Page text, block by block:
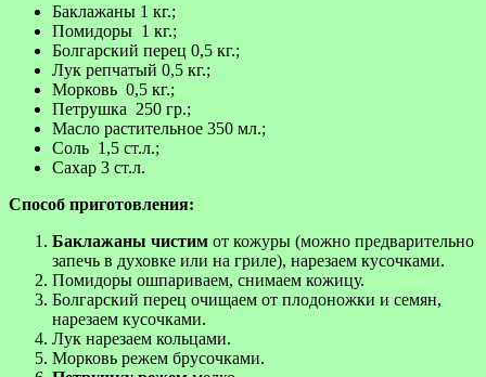
Баклажаны 1 кг.;
Помидоры 1 кг.;
Болгарский перец 0,5 кг.;
Лук репчатый 0,5 кг.;
Морковь 0,5 кг.;
Петрушка 250 гр.;
Масло растительное 350 мл.;
Соль 1,5 ст.л.;
Сахар 3 ст.л.
Способ приготовления:
Баклажаны чистим от кожуры (можно предварительно
запечь в духовке или на гриле), нарезаем кусочками.
Помидоры ошпариваем, снимаем кожицу.
Болгарский перец очищаем от плодоножки и семян,
нарезаем кусочками.
Лук нарезаем кольцами.
Морковь режем брусочками.